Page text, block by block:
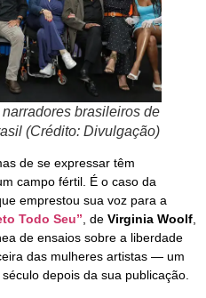
brasileiros de
(Crédito: Divulgação)
de se expressar têm
campo fértil. É o caso da
emprestou sua voz para a
Todo Seu” , de Virginia Woolf
de ensaios sobre a liberdade
das mulheres artistas — um
depois da sua publicação.